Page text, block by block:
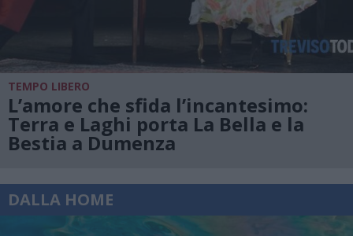
TEMPO LIBERO
L’amore che sfida l’incantesimo:
Terra e Laghi porta La Bella e la
Bestia a Dumenza
DALLA HOME